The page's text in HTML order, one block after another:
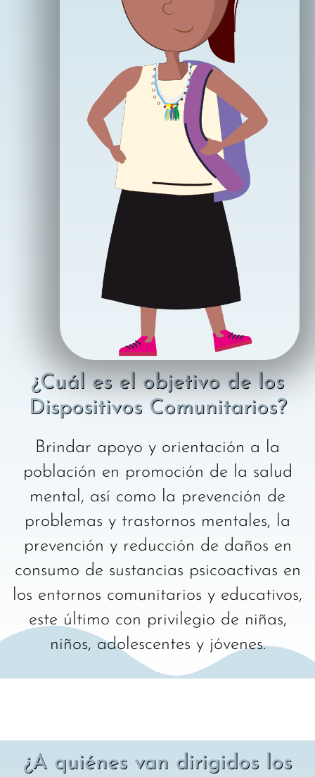
¿Cuál es el objetivo de los
Dispositivos Comunitarios?
Brindar apoyo y orientación a la
población en promoción de la salud
mental, así como la prevención de
problemas y trastornos mentales, la
prevención y reducción de daños en
consumo de sustancias psicoactivas en
los entornos comunitarios y educativos,
este último con privilegio de niñas,
niños, adolescentes y jóvenes.
¿A quiénes van dirigidos los